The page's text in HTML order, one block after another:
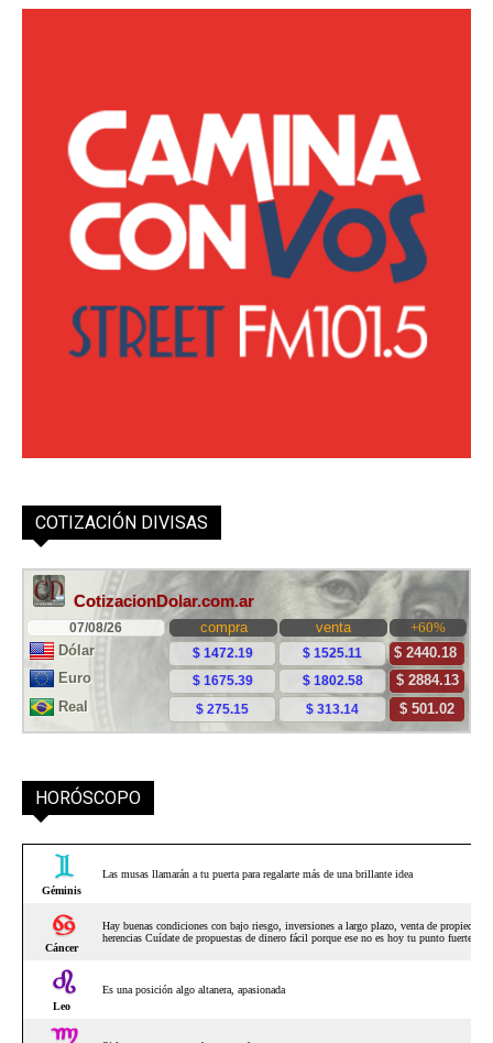
COTIZACIÓN DIVISAS
HORÓSCOPO